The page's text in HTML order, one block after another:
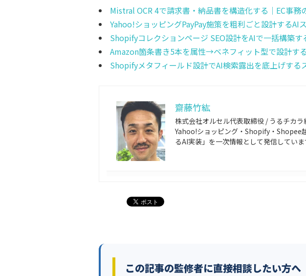
Mistral OCR 4で請求書・納品書を構造化する｜EC事務
Yahoo!ショッピングPayPay施策を粗利ごと設計するAI
Shopifyコレクションページ SEO設計をAIで一括構築す
Amazon箇条書き5本を属性→ベネフィット型で設計す
Shopifyメタフィールド設計でAI検索露出を底上げする
齋藤竹紘
株式会社オルセル代表取締役 / うるチカ
Yahoo!ショッピング・Shopify・Shopee
るAI実装」を一次情報として発信していま
この記事の監修者に直接相談したい方へ